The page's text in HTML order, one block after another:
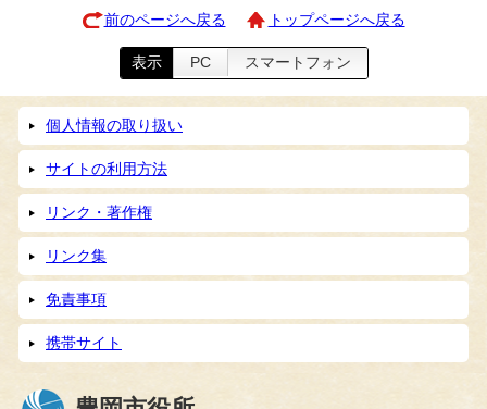
前のページへ戻る トップページへ戻る
表示 PC スマートフォン
個人情報の取り扱い
サイトの利用方法
リンク・著作権
リンク集
免責事項
携帯サイト